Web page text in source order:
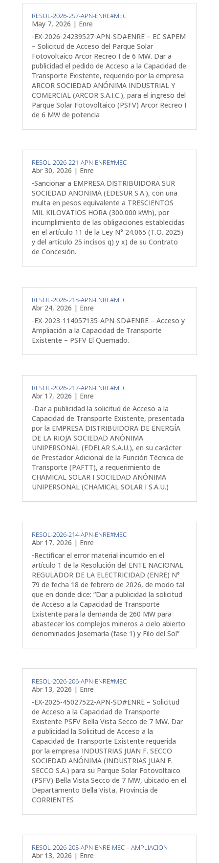
RESOL-2026-257-APN-ENRE#MEC
May 7, 2026 | Enre
-EX-2026-24239527-APN-SD#ENRE – EC SAPEM
– Solicitud de Acceso del Parque Solar
Fotovoltaico Arcor Recreo I de 6 MW. Dar a
publicidad el pedido de Acceso a la Capacidad de
Transporte Existente, requerido por la empresa
ARCOR SOCIEDAD ANÓNIMA INDUSTRIAL Y
COMERCIAL (ARCOR S.A.I.C.), para el ingreso del
Parque Solar Fotovoltaico (PSFV) Arcor Recreo I
de 6 MW de potencia
RESOL-2026-221-APN-ENRE#MEC
Abr 30, 2026 | Enre
-Sancionar a EMPRESA DISTRIBUIDORA SUR
SOCIEDAD ANONIMA (EDESUR S.A.), con una
multa en pesos equivalente a TRESCIENTOS
MIL KILOVATIOS HORA (300.000 kWh), por
incumplimiento de las obligaciones establecidas
en el artículo 11 de la Ley N° 24.065 (T.O. 2025)
y del artículo 25 incisos q) y x) de su Contrato
de Concesión.
RESOL-2026-218-APN-ENRE#MEC
Abr 24, 2026 | Enre
-EX-2023-114057135-APN-SD#ENRE – Acceso y
Ampliación a la Capacidad de Transporte
Existente – PSFV El Quemado.
RESOL-2026-217-APN-ENRE#MEC
Abr 17, 2026 | Enre
-Dar a publicidad la solicitud de Acceso a la
Capacidad de Transporte Existente, presentada
por la EMPRESA DISTRIBUIDORA DE ENERGÍA
DE LA RIOJA SOCIEDAD ANÓNIMA
UNIPERSONAL (EDELAR S.A.U.), en su carácter
de Prestador Adicional de la Función Técnica de
Transporte (PAFTT), a requerimiento de
CHAMICAL SOLAR I SOCIEDAD ANÓNIMA
UNIPERSONAL (CHAMICAL SOLAR I S.A.U.)
RESOL-2026-214-APN-ENRE#MEC
Abr 17, 2026 | Enre
-Rectificar el error material incurrido en el
artículo 1 de la Resolución del ENTE NACIONAL
REGULADOR DE LA ELECTRICIDAD (ENRE) N°
79 de fecha 18 de febrero de 2026, de modo tal
que en donde dice: “Dar a publicidad la solicitud
de Acceso a la Capacidad de Transporte
Existente para la demanda de 260 MW para
abastecer los complejos mineros a cielo abierto
denominados Josemaría (fase 1) y Filo del Sol”
RESOL-2026-206-APN-ENRE#MEC
Abr 13, 2026 | Enre
-EX-2025-45027522-APN-SD#ENRE – Solicitud
de Acceso a la Capacidad de Transporte
Existente PSFV Bella Vista Secco de 7 MW. Dar
a publicidad la Solicitud de Acceso a la
Capacidad de Transporte Existente requerida
por la empresa INDUSTRIAS JUAN F. SECCO
SOCIEDAD ANÓNIMA (INDUSTRIAS JUAN F.
SECCO S.A.) para su Parque Solar Fotovoltaico
(PSFV) Bella Vista Secco de 7 MW, ubicado en el
Departamento Bella Vista, Provincia de
CORRIENTES
RESOL-2026-205-APN-ENRE-MEC – AMPLIACION
Abr 13, 2026 | Enre